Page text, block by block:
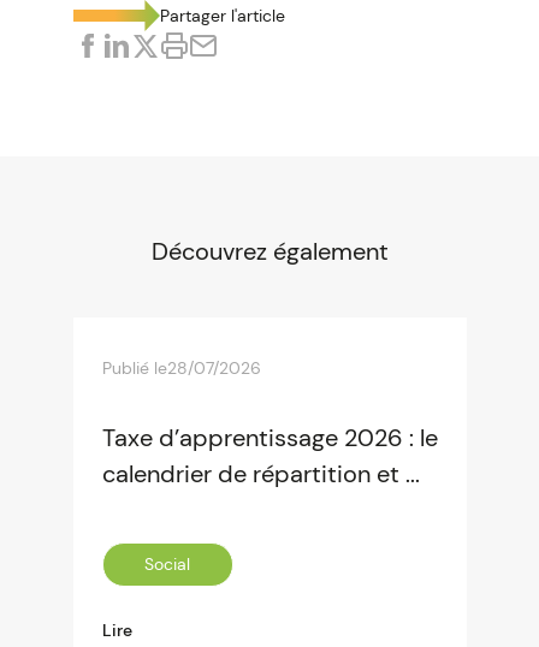
Partager l'article
Découvrez également
Publié le28/07/2026
Taxe d’apprentissage 2026 : le
calendrier de répartition et ...
Social
Lire